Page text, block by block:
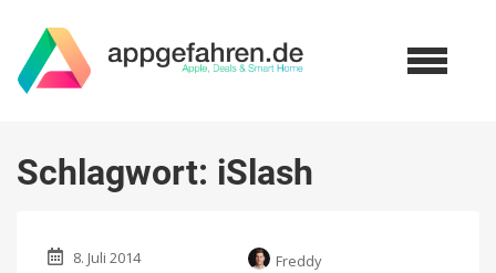
Schlagwort: iSlash
8. Juli 2014
Freddy